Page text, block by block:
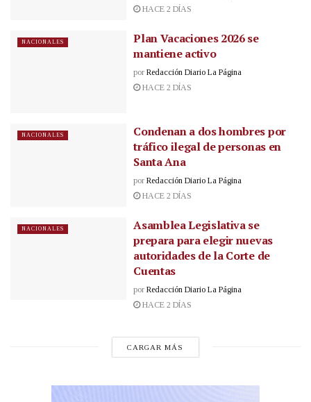
HACE 2 DÍAS
NACIONALES
Plan Vacaciones 2026 se
mantiene activo
por Redacción Diario La Página
HACE 2 DÍAS
NACIONALES
Condenan a dos hombres por
tráfico ilegal de personas en
Santa Ana
por Redacción Diario La Página
HACE 2 DÍAS
NACIONALES
Asamblea Legislativa se
prepara para elegir nuevas
autoridades de la Corte de
Cuentas
por Redacción Diario La Página
HACE 2 DÍAS
CARGAR MÁS